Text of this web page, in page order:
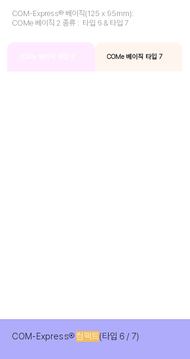
COM-Express® 베이직(125 x 95mm):
COMe 베이직 2 종류 : 타입 6 & 타입 7
COMe 베이직 타입 7
COM-Express® 컴팩트(타입 6 / 7)